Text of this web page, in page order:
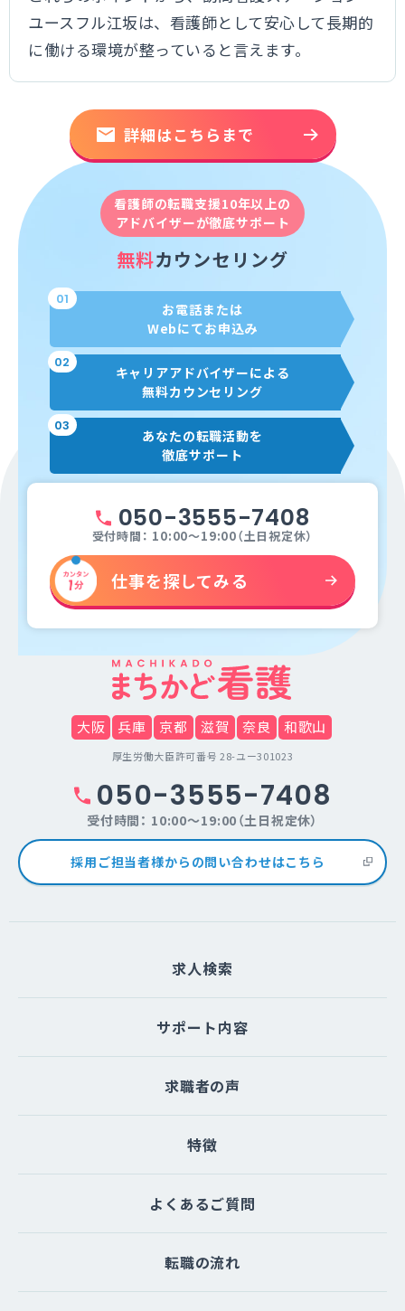
ユースフル江坂は、看護師として安心して長期的
に働ける環境が整っていると言えます。
詳細はこちらまで
看護師の転職支援10年以上の
アドバイザーが徹底サポート
無料カウンセリング
01
お電話または
Webにてお申込み
02
キャリアアドバイザーによる
無料カウンセリング
03
あなたの転職活動を
徹底サポート
050-3555-7408
受付時間： 10:00～19:00（土日祝定休）
仕事を探してみる
大阪 兵庫 京都 滋賀 奈良 和歌山
厚生労働大臣許可番号 28-ユー301023
050-3555-7408
受付時間： 10:00～19:00（土日祝定休）
採用ご担当者様からの問い合わせはこちら
求人検索
サポート内容
求職者の声
特徴
よくあるご質問
転職の流れ